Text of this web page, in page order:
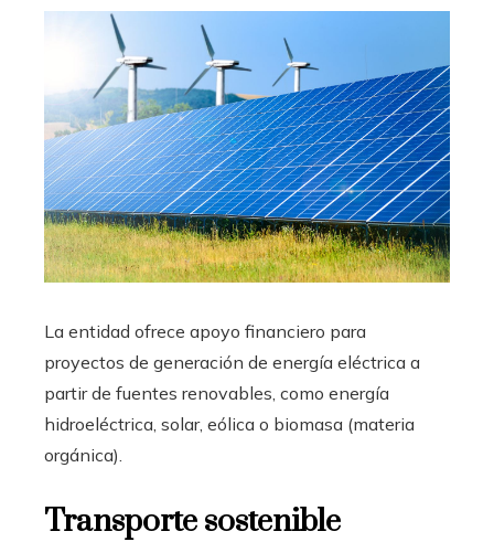
La entidad ofrece apoyo financiero para
proyectos de generación de energía eléctrica a
partir de fuentes renovables, como energía
hidroeléctrica, solar, eólica o biomasa (materia
orgánica).
Transporte sostenible